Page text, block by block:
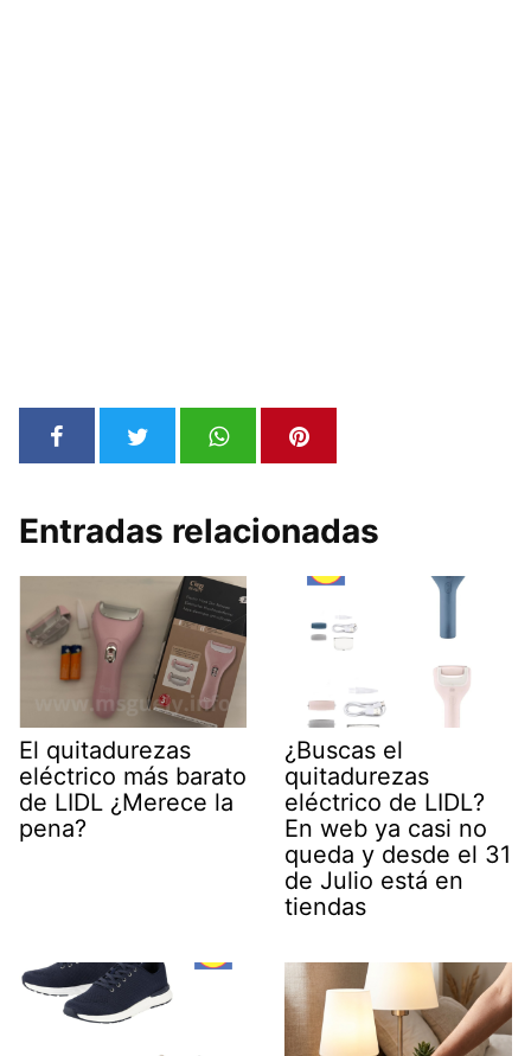
Entradas relacionadas
El quitadurezas
eléctrico más barato
de LIDL ¿Merece la
pena?
¿Buscas el
quitadurezas
eléctrico de LIDL?
En web ya casi no
queda y desde el 31
de Julio está en
tiendas